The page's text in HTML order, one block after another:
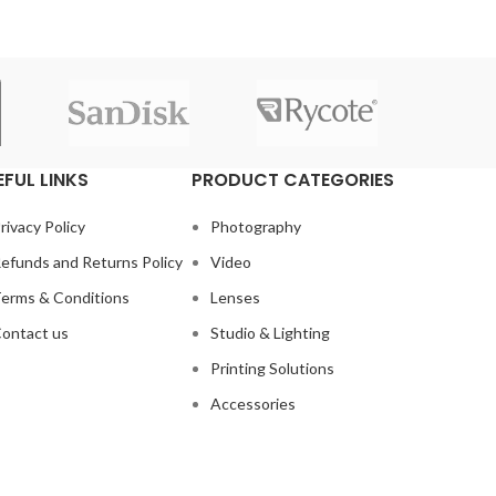
and
2100
the
LINKS
Policy
and Returns Policy
& Conditions
us
PRODUCT CATEGORIES
Photography
Video
Lenses
Studio & Lighting
Printing Solutions
Accessories